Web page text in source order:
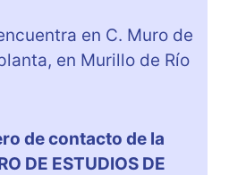
en C. Muro de
en Murillo de Río
de contacto de la
DE ESTUDIOS DE